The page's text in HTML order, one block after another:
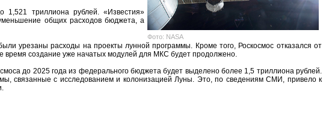
Фото: NASA
триллиона рублей. «Известия»
общих расходов бюджета, а
урезаны расходы на проекты лунной программы. Кроме того, Роскосмос отказался от
время создание уже начатых модулей для МКС будет продолжено.
до 2025 года из федерального бюджета будет выделено более 1,5 триллиона рублей.
связанные с исследованием и колонизацией Луны. Это, по сведениям СМИ, привело к